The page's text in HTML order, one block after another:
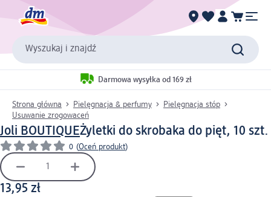
Wyszukaj i znajdź
Darmowa wysyłka od 169 zł
Strona główna Pielęgnacja & perfumy
Pielęgnacja stóp
Usuwanie zrogowaceń
Joli BOUTIQUEŻyletki do skrobaka do pięt, 10 szt.
0 (Oceń produkt)
13,95 zł